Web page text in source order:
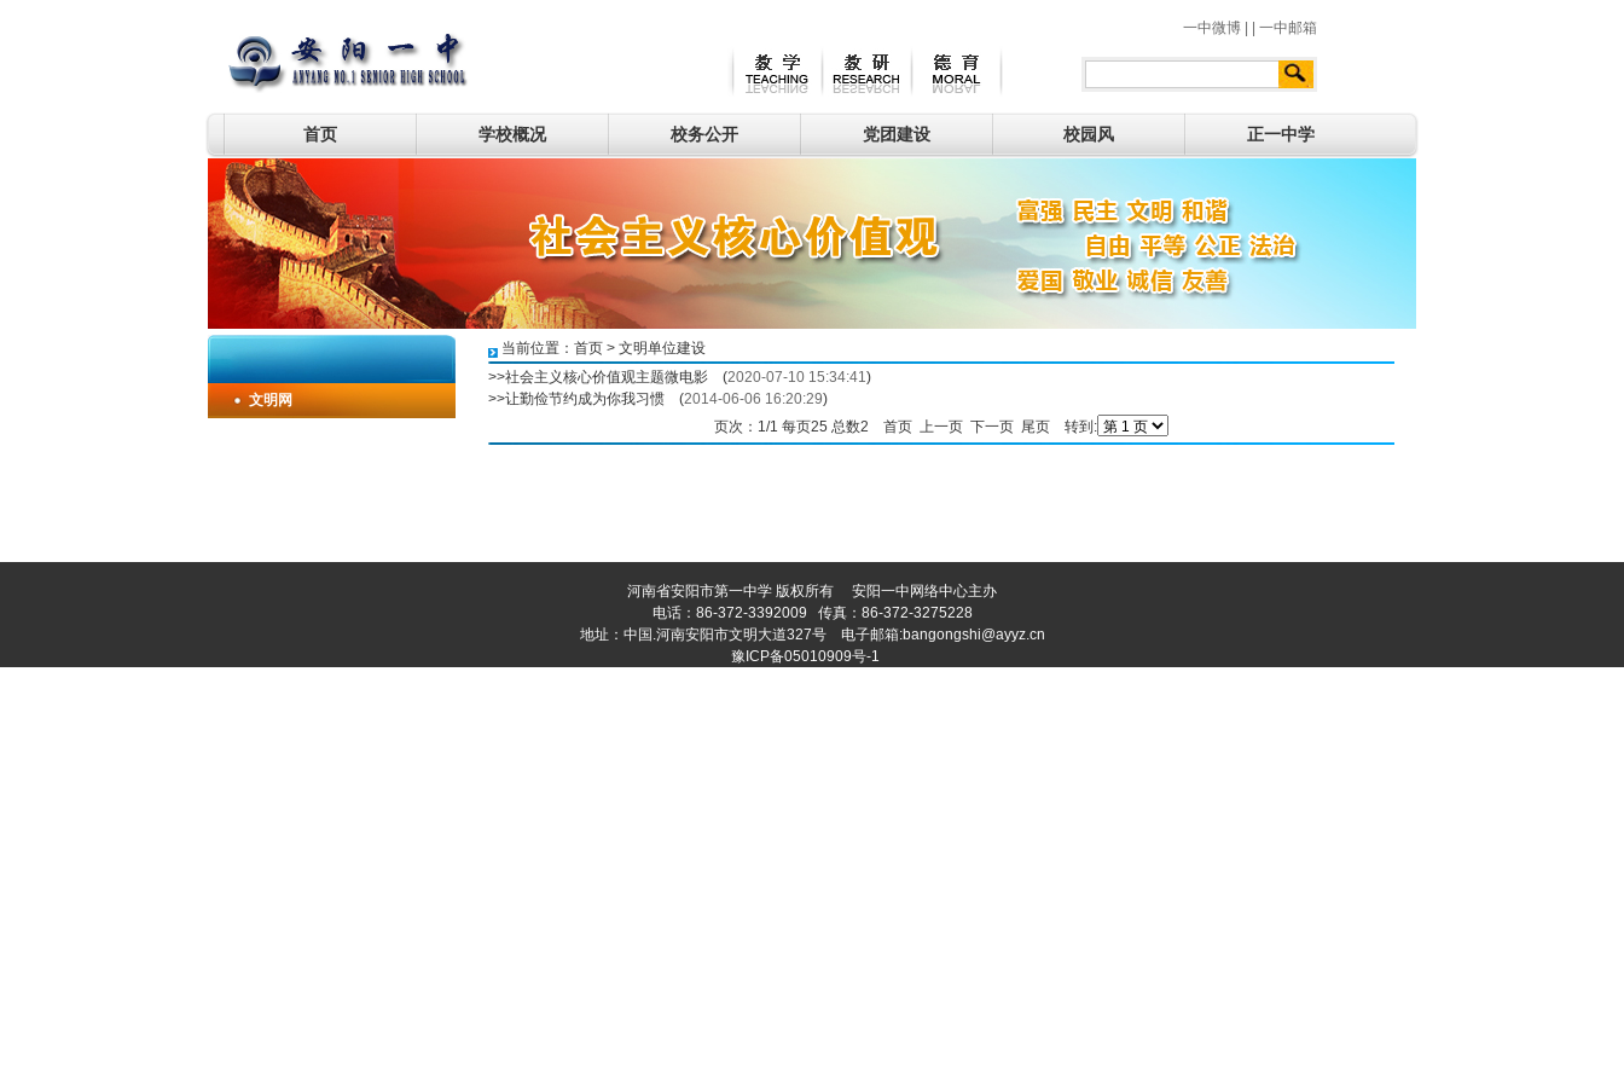
一中微博 一中邮箱
首页 学校概况 校务公开 党团建设 校园风 正一中学
文明网
当前位置： 首页 > 文明单位建设
>>社会主义核心价值观主题微电影 (2020-07-10 15:34:41)
>>让勤俭节约成为你我习惯 (2014-06-06 16:20:29)
页次：1/1 每页25 总数2 首页 上一页 下一页 尾页 转到:
河南省安阳市第一中学 版权所有 安阳一中网络中心主办
电话：86-372-3392009 传真：86-372-3275228
地址：中国.河南安阳市文明大道327号 电子邮箱:bangongshi@ayyz.cn
豫ICP备05010909号-1